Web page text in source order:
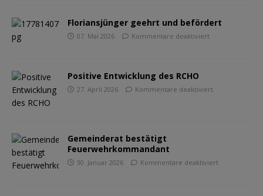
Floriansjünger geehrt und befördert
07. Mai 2026 Kommentare deaktiviert
Positive Entwicklung des RCHO
27. April 2026 Kommentare deaktiviert
Gemeinderat bestätigt
Feuerwehrkommandant
30. Januar 2026 Kommentare deaktiviert